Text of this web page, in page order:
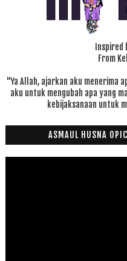
Inspired
From
"Ya Allah, ajarkan aku menerima
aku untuk mengubah apa yang
kebijaksanaan untuk
ASMAUL HUSNA